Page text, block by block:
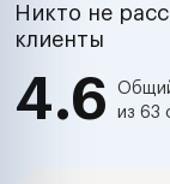
Никто не
клиенты
4.6
из 63